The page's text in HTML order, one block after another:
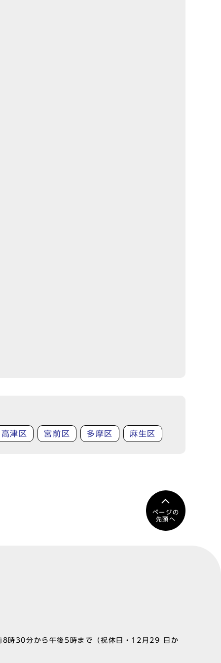
高津区 宮前区 多摩区 麻生区
ページの
先頭へ
8時30分から午後5時まで（祝休日・12月29 日か